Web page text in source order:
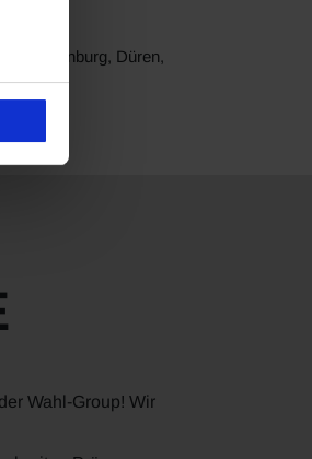
Dillenburg, Düren,
Wahl-Group! Wir